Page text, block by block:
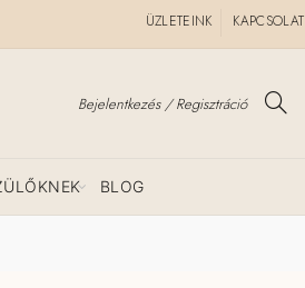
ÜZLETEINK KAPCSOLAT
Bejelentkezés / Regisztráció
BLOG